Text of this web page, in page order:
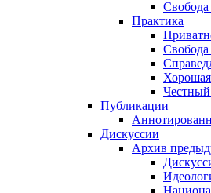
Свобода
Практика
Свобода
Честный
Публикации
Дискуссии
Архив